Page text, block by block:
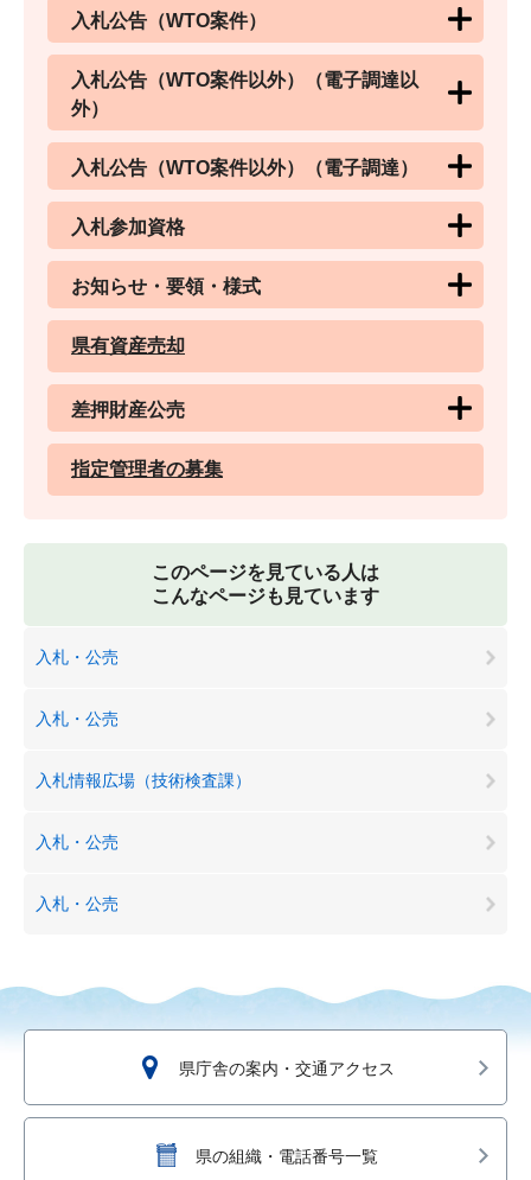
入札公告（WTO案件）
入札公告（WTO案件以外）（電子調達以
外）
入札公告（WTO案件以外）（電子調達）
入札参加資格
お知らせ・要領・様式
県有資産売却
差押財産公売
指定管理者の募集
このページを見ている人は
こんなページも見ています
入札・公売
入札・公売
入札情報広場（技術検査課）
入札・公売
入札・公売
県庁舎の案内・交通アクセス
県の組織・電話番号一覧